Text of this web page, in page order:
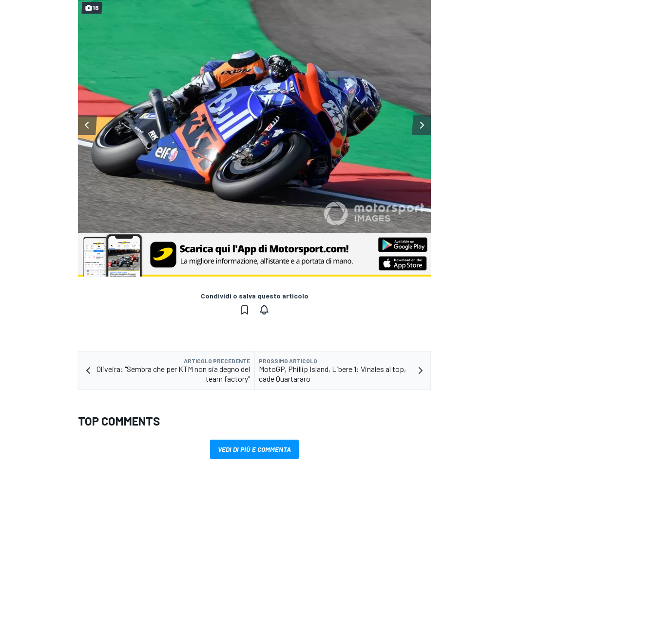
MONOMARCA
16
Condividi o salva questo articolo
ARTICOLO PRECEDENTE
Oliveira: "Sembra che per KTM non sia degno del
team factory"
PROSSIMO ARTICOLO
MotoGP, Phillip Island, Libere 1: Vinales al top,
cade Quartararo
TOP COMMENTS
VEDI DI PIÙ E COMMENTA